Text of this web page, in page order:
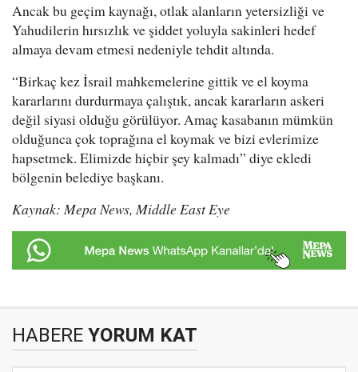
Ancak bu geçim kaynağı, otlak alanların yetersizliği ve
Yahudilerin hırsızlık ve şiddet yoluyla sakinleri hedef
almaya devam etmesi nedeniyle tehdit altında.
“Birkaç kez İsrail mahkemelerine gittik ve el koyma
kararlarını durdurmaya çalıştık, ancak kararların askeri
değil siyasi olduğu görülüyor. Amaç kasabanın mümkün
olduğunca çok toprağına el koymak ve bizi evlerimize
hapsetmek. Elimizde hiçbir şey kalmadı” diye ekledi
bölgenin belediye başkanı.
Kaynak: Mepa News, Middle East Eye
HABERE YORUM KAT